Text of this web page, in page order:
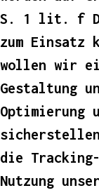
S. 1 lit. f
zum Einsatz
wollen wir
Gestaltung
Optimierung
die Tracking-
Nutzung